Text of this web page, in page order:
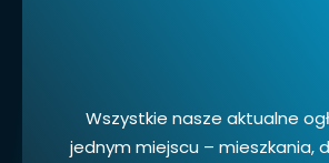
Wszystkie nasze aktualne
jednym miejscu – mieszkania,